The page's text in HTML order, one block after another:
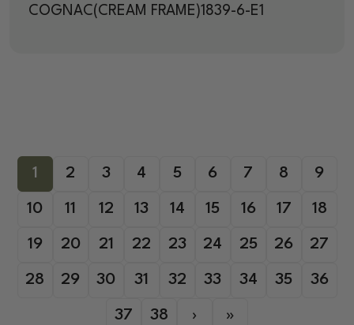
COGNAC(CREAM FRAME)1839-6-E1
1 2 3 4 5 6 7 8 9
10 11 12 13 14 15 16 17 18
19 20 21 22 23 24 25 26 27
28 29 30 31 32 33 34 35 36
37 38 › »